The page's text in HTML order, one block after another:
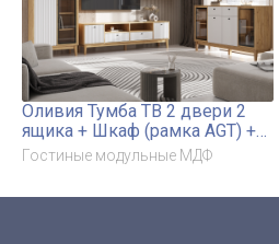
Оливия Тумба ТВ 2 двери 2
ящика + Шкаф (рамка AGT) +
Комод (рамка AGT) + Шкаф
навесной (рамка AGT)
Гостиные модульные МДФ